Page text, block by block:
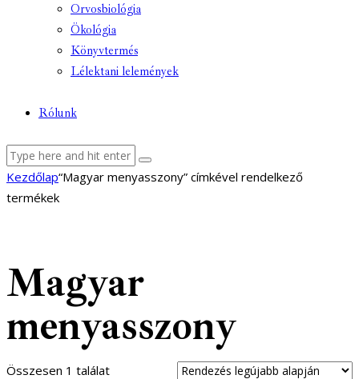
Orvosbiológia
Ökológia
Könyvtermés
Lélektani lelemények
Rólunk
facebook-
1
youtube-
1
email
Kezdőlap“Magyar menyasszony” címkével rendelkező
termékek
Magyar
menyasszony
Összesen 1 találat